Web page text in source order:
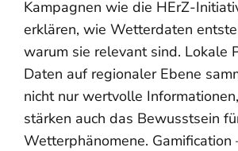
Kampagnen wie die HErZ-
erklären, wie Wetterdaten
warum sie relevant sind. Lokale
Daten auf regionaler Ebene
nicht nur wertvolle
stärken auch das Bewusstsein
Wetterphänomene. Gamification